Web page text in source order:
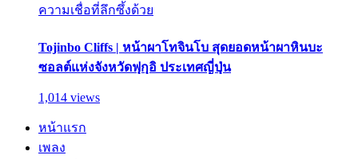
ความเชื่อที่ลึกซึ้งด้วย
Tojinbo Cliffs | หน้าผาโทจินโบ สุดยอดหน้าผาหินบะ
ซอลต์แห่งจังหวัดฟุกุอิ ประเทศญี่ปุ่น
1,014 views
หน้าแรก
เพลง